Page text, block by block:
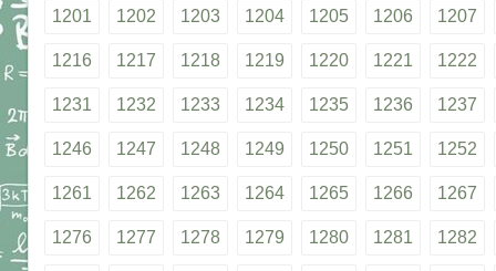
1201 1202 1203 1204 1205 1206 1207
1216 1217 1218 1219 1220 1221 1222
1231 1232 1233 1234 1235 1236 1237
1246 1247 1248 1249 1250 1251 1252
1261 1262 1263 1264 1265 1266 1267
1276 1277 1278 1279 1280 1281 1282